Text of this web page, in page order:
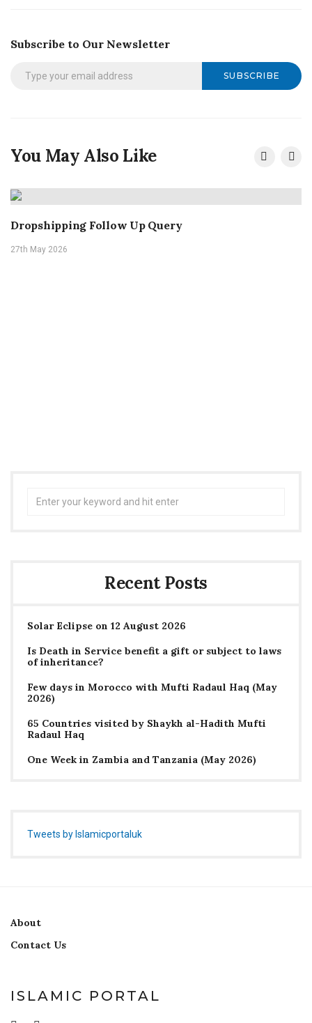
Subscribe to Our Newsletter
SUBSCRIBE
You May Also Like
Dropshipping Follow Up Query
27th May 2026
Recent Posts
Solar Eclipse on 12 August 2026
Is Death in Service benefit a gift or subject to laws
of inheritance?
Few days in Morocco with Mufti Radaul Haq (May
2026)
65 Countries visited by Shaykh al-Hadith Mufti
Radaul Haq
One Week in Zambia and Tanzania (May 2026)
Tweets by Islamicportaluk
About
Contact Us
ISLAMIC PORTAL